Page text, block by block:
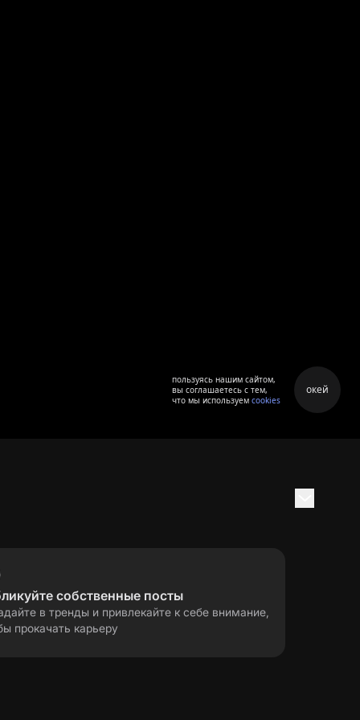
собственные посты
в тренды и привлекайте к себе внимание,
прокачать карьеру
пользуясь нашим сайтом,
вы соглашаетесь с тем,
что мы используем cookies
окей